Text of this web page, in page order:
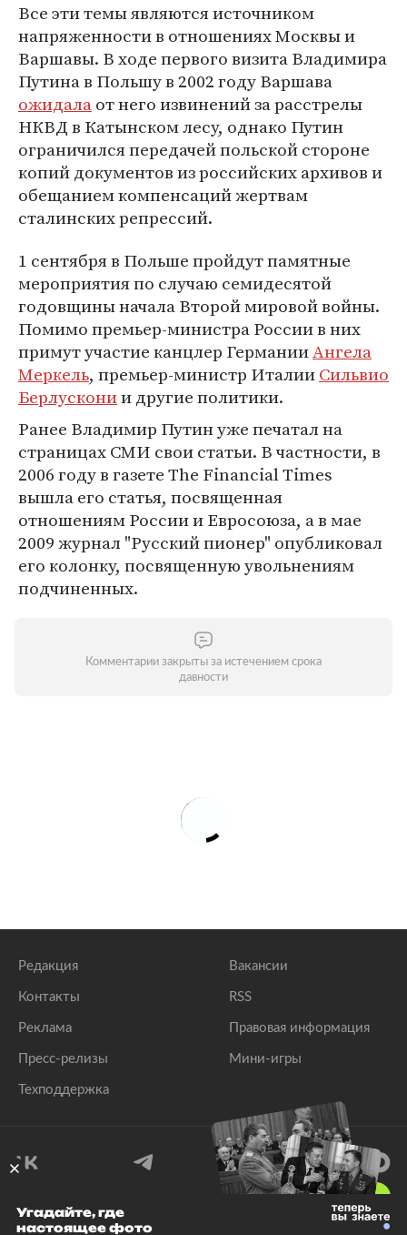
Все эти темы являются источником
напряженности в отношениях Москвы и
Варшавы. В ходе первого визита Владимира
Путина в Польшу в 2002 году Варшава
ожидалаот него извинений за расстрелы
НКВД в Катынском лесу, однако Путин
ограничился передачей польской стороне
копий документов из российских архивов и
обещанием компенсаций жертвам
сталинских репрессий.
1 сентября в Польше пройдут памятные
мероприятия по случаю семидесятой
годовщины начала Второй мировой войны.
Помимо премьер-министра России в них
примут участие канцлер ГерманииАнгела
Меркель, премьер-министр ИталииСильвио
Берлусконии другие политики.
Ранее Владимир Путин уже печатал на
страницах СМИ свои статьи. В частности, в
2006 году в газете The Financial Times
вышла его статья, посвященная
отношениям России и Евросоюза, а в мае
2009 журнал "Русский пионер" опубликовал
его колонку, посвященную увольнениям
подчиненных.
Комментарии закрыты за истечением срока
давности
Редакция
Контакты
Реклама
Пресс-релизы
Техподдержка
Вакансии
RSS
Правовая информация
Мини-игры
© 1999–2026 Все права защищены.
Угадайте, где
настоящее фото